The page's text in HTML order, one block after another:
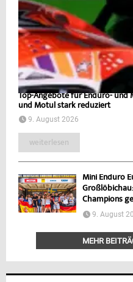
Top-Angebote für Enduro- und
und Motul stark reduziert
9. August 2026
weiterlesen
Mini Enduro
Champions
9. August
MEHR